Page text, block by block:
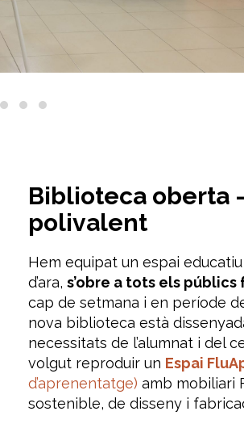
Biblioteca oberta
polivalent
Hem equipat un espai
d’ara, s’obre a tots els públics
cap de setmana i en període
nova biblioteca està
necessitats de l’alumnat i del
volgut reproduir un Espai
d’aprenentatge) amb mobiliari
sostenible, de disseny i